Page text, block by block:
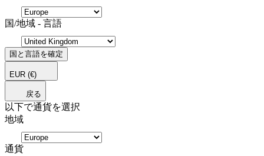
国/地域 - 言語
国と言語を確定
EUR (€)
戻る
以下で通貨を選択
地域
通貨